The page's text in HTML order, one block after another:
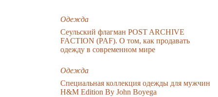
Одежда
Сеульский флагман POST ARCHIVE
FACTION (PAF). О том, как продавать
одежду в современном мире
Одежда
Специальная коллекция одежды для мужчин
H&M Edition By John Boyega